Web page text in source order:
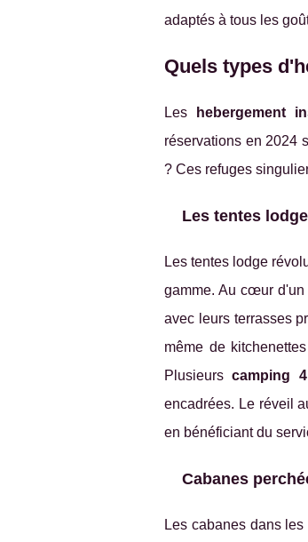
adaptés à tous les
Quels types
Les hebergement
réservations en 2024
? Ces refuges
Les tentes
Les tentes lodge
gamme. Au cœur d'un
avec leurs terrasses
même de
Plusieurscamping
encadrées. Le réveil
en bénéficiant du
Cabanes
Les cabanes dans